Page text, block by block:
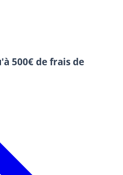
500€ de frais de